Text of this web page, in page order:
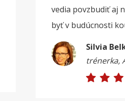
vedia povzbudiť aj
byť v budúcnosti
Silvia
trénerka,